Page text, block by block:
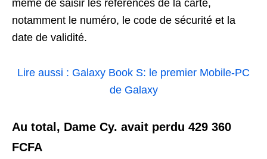
même de saisir les références de la carte,
notamment le numéro, le code de sécurité et la
date de validité.
Lire aussi : Galaxy Book S: le premier Mobile-PC
de Galaxy
Au total, Dame Cy. avait perdu 429 360
FCFA